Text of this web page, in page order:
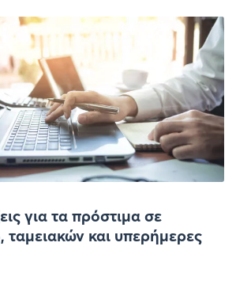
για τα πρόστιμα σε
ταμειακών και υπερήμερες